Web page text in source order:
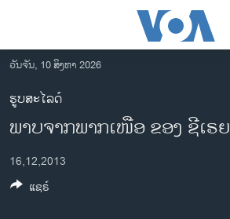
ເຂົ້າ
ຫາ
ຂ້າມ
ຂ້າມ
ໄປ
ຫາ
ລາວ
ອາເມຣິກາ
ການເລືອກຕັ້ງ ປະທານາທີບໍດີ ສະຫະລັດ 2024
ຂ່າວ​ຈີນ
ວັນຈັນ, 10 ສິງຫາ 2026
ຮູບສະໄລດ໌
ພາບຈາກພາກເໜືອ ຂອງ ຊີເຣຍ
16,12,2013
ແຊຣ໌